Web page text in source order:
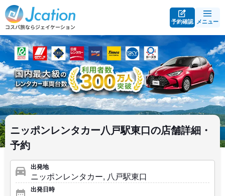
予約確認 メニュー
ニッポンレンタカー八戸駅東口の店舗詳細・
予約
出発地
出発日時